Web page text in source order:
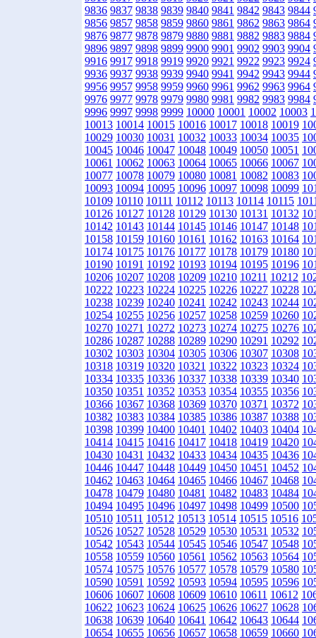
9836 9837 9838 9839 9840 9841 9842 9843 9844
9856 9857 9858 9859 9860 9861 9862 9863 9864
9876 9877 9878 9879 9880 9881 9882 9883 9884
9896 9897 9898 9899 9900 9901 9902 9903 9904
9916 9917 9918 9919 9920 9921 9922 9923 9924
9936 9937 9938 9939 9940 9941 9942 9943 9944
9956 9957 9958 9959 9960 9961 9962 9963 9964
9976 9977 9978 9979 9980 9981 9982 9983 9984
9996 9997 9998 9999 10000 10001 10002 10003
10013 10014 10015 10016 10017 10018 10019
10029 10030 10031 10032 10033 10034 10035
10045 10046 10047 10048 10049 10050 10051
10061 10062 10063 10064 10065 10066 10067
10077 10078 10079 10080 10081 10082 10083
10093 10094 10095 10096 10097 10098 10099
10109 10110 10111 10112 10113 10114 10115
10126 10127 10128 10129 10130 10131 10132
10142 10143 10144 10145 10146 10147 10148
10158 10159 10160 10161 10162 10163 10164
10174 10175 10176 10177 10178 10179 10180
10190 10191 10192 10193 10194 10195 10196
10206 10207 10208 10209 10210 10211 10212
10222 10223 10224 10225 10226 10227 10228
10238 10239 10240 10241 10242 10243 10244
10254 10255 10256 10257 10258 10259 10260
10270 10271 10272 10273 10274 10275 10276
10286 10287 10288 10289 10290 10291 10292
10302 10303 10304 10305 10306 10307 10308
10318 10319 10320 10321 10322 10323 10324
10334 10335 10336 10337 10338 10339 10340
10350 10351 10352 10353 10354 10355 10356
10366 10367 10368 10369 10370 10371 10372
10382 10383 10384 10385 10386 10387 10388
10398 10399 10400 10401 10402 10403 10404
10414 10415 10416 10417 10418 10419 10420
10430 10431 10432 10433 10434 10435 10436
10446 10447 10448 10449 10450 10451 10452
10462 10463 10464 10465 10466 10467 10468
10478 10479 10480 10481 10482 10483 10484
10494 10495 10496 10497 10498 10499 10500
10510 10511 10512 10513 10514 10515 10516
10526 10527 10528 10529 10530 10531 10532
10542 10543 10544 10545 10546 10547 10548
10558 10559 10560 10561 10562 10563 10564
10574 10575 10576 10577 10578 10579 10580
10590 10591 10592 10593 10594 10595 10596
10606 10607 10608 10609 10610 10611 10612
10622 10623 10624 10625 10626 10627 10628
10638 10639 10640 10641 10642 10643 10644
10654 10655 10656 10657 10658 10659 10660